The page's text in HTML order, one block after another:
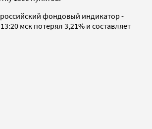
фондовый индикатор -
мск потерял 3,21% и составляет